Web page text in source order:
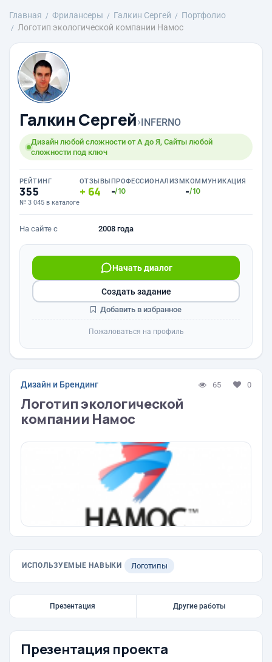
Главная Фрилансеры Галкин Сергей
Портфолио
Логотип экологической компании Намос
Галкин Сергей›INFERNO
Дизайн любой сложности от А до Я, Сайты любой
сложности под ключ
РЕЙТИНГ
355
№ 3 045 в каталоге
ОТЗЫВЫ
64
ПРОФЕССИОНАЛИЗМ
-/10
КОММУНИКАЦИЯ
-/10
На сайте с 2008 года
Начать диалог
Создать задание
Добавить в избранное
Пожаловаться на профиль
Дизайн и Брендинг 65 0
Логотип экологической
компании Намос
ИСПОЛЬЗУЕМЫЕ НАВЫКИ Логотипы
Презентация Другие работы
Презентация проекта